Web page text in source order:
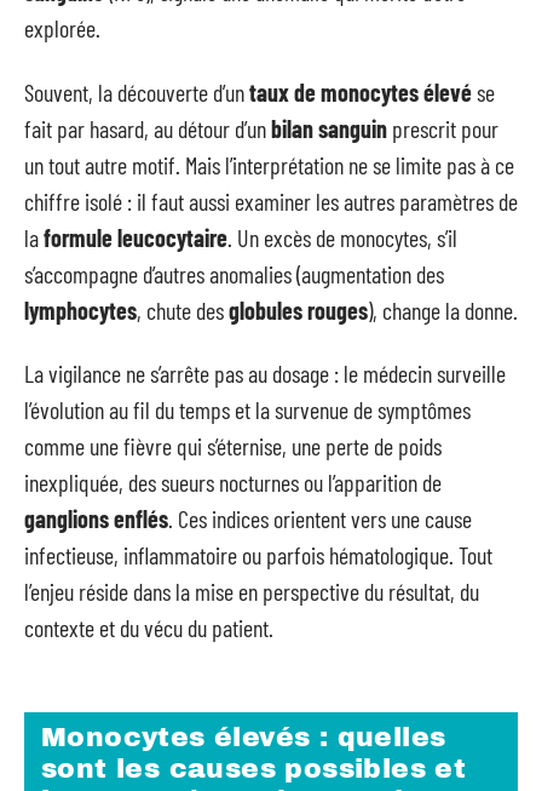
explorée.
Souvent, la découverte d’untaux de monocytes élevése
fait par hasard, au détour d’unbilan sanguin prescrit pour
un tout autre motif. Mais l’interprétation ne se limite pas à ce
chiffre isolé : il faut aussi examiner les autres paramètres de
laformule leucocytaire . Un excès de monocytes, s’il
s’accompagne d’autres anomalies (augmentation des
lymphocytes, chute desglobules rouges), change la donne.
La vigilance ne s’arrête pas au dosage : le médecin surveille
l’évolution au fil du temps et la survenue de symptômes
comme une fièvre qui s’éternise, une perte de poids
inexpliquée, des sueurs nocturnes ou l’apparition de
ganglions enflés. Ces indices orientent vers une cause
infectieuse, inflammatoire ou parfois hématologique. Tout
l’enjeu réside dans la mise en perspective du résultat, du
contexte et du vécu du patient.
Monocytes élevés : quelles
sont les causes possibles et